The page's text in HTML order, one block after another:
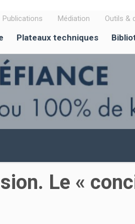
Publications Médiation Outils &
Plateaux techniques
Le «